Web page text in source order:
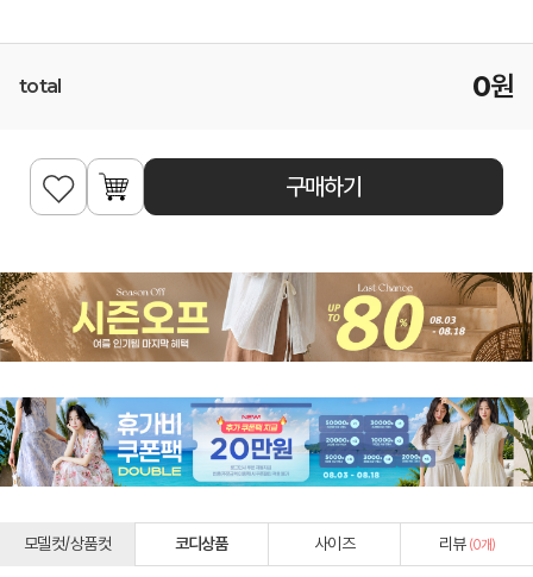
total 0원
구매하기
모델컷/상품컷 코디상품 사이즈 리뷰 (0개)